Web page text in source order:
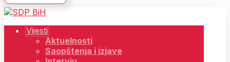
Vijesti
Aktuelnosti
Saopštenja i izjave